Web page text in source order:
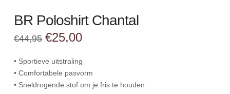
BR Poloshirt Chantal
€44,95 Oorspronkelijke
prijs
€44,95.
€25,00Huidige
€25,00.
• Sportieve uitstraling
• Comfortabele pasvorm
• Sneldrogende stof om je fris te houden